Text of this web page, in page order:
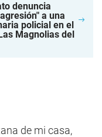
denuncia
a una
policial en el
Magnolias del
de mi casa,